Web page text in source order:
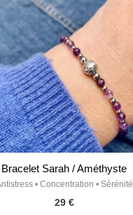
Bracelet Sarah / Améthyste
• Concentration • Sérénité
29 €